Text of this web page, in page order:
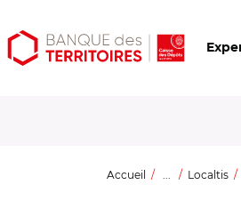
Aller
au
Aller
au
Ouvrir
les
Accueil ... Localtis